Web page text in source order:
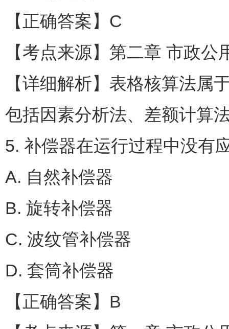
【正确答案】C
【考点来源】第二章 市政
【详细解析】表格核算法属
包括因素分析法、差额计算
5. 补偿器在运行过程中没有
A. 自然补偿器
B. 旋转补偿器
C. 波纹管补偿器
D. 套筒补偿器
【正确答案】B